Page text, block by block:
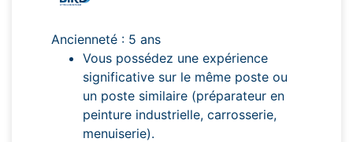
Ancienneté : 5 ans
Vous possédez une expérience
significative sur le même poste ou
un poste similaire (préparateur en
peinture industrielle, carrosserie,
menuiserie).